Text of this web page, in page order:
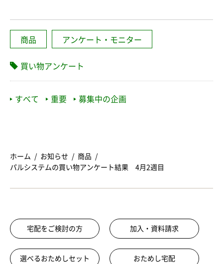
商品 アンケート・モニター
買い物アンケート
すべて 重要 募集中の企画
ホーム お知らせ
商品
パルシステムの買い物アンケート結果 4月2週目
宅配をご検討の方 加入・資料請求
選べるおためしセット おためし宅配